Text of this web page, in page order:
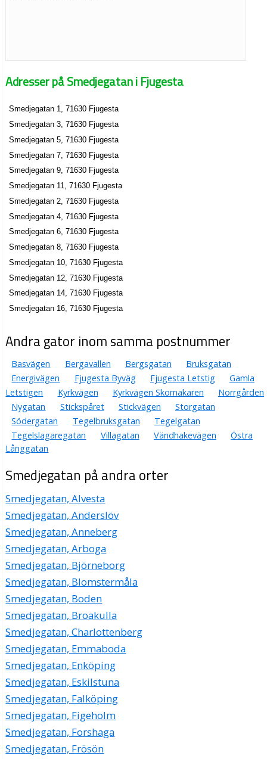
Adresser på Smedjegatan i Fjugesta
Smedjegatan 1, 71630 Fjugesta
Smedjegatan 3, 71630 Fjugesta
Smedjegatan 5, 71630 Fjugesta
Smedjegatan 7, 71630 Fjugesta
Smedjegatan 9, 71630 Fjugesta
Smedjegatan 11, 71630 Fjugesta
Smedjegatan 2, 71630 Fjugesta
Smedjegatan 4, 71630 Fjugesta
Smedjegatan 6, 71630 Fjugesta
Smedjegatan 8, 71630 Fjugesta
Smedjegatan 10, 71630 Fjugesta
Smedjegatan 12, 71630 Fjugesta
Smedjegatan 14, 71630 Fjugesta
Smedjegatan 16, 71630 Fjugesta
Andra gator inom samma postnummer
Basvägen Bergavallen Bergsgatan
Bruksgatan
Energivägen
Fjugesta Byväg Fjugesta Letstig
Gamla
Letstigen
Kyrkvägen Kyrkvägen Skomakaren
Norrgården
Nygatan
Stickspåret Stickvägen
Storgatan
Södergatan
Tegelbruksgatan
Tegelgatan
Tegelslagaregatan
Villagatan Vändhakevägen
Östra
Långgatan
Smedjegatan på andra orter
Smedjegatan, Alvesta
Smedjegatan, Anderslöv
Smedjegatan, Anneberg
Smedjegatan, Arboga
Smedjegatan, Björneborg
Smedjegatan, Blomstermåla
Smedjegatan, Boden
Smedjegatan, Broakulla
Smedjegatan, Charlottenberg
Smedjegatan, Emmaboda
Smedjegatan, Enköping
Smedjegatan, Eskilstuna
Smedjegatan, Falköping
Smedjegatan, Figeholm
Smedjegatan, Forshaga
Smedjegatan, Frösön